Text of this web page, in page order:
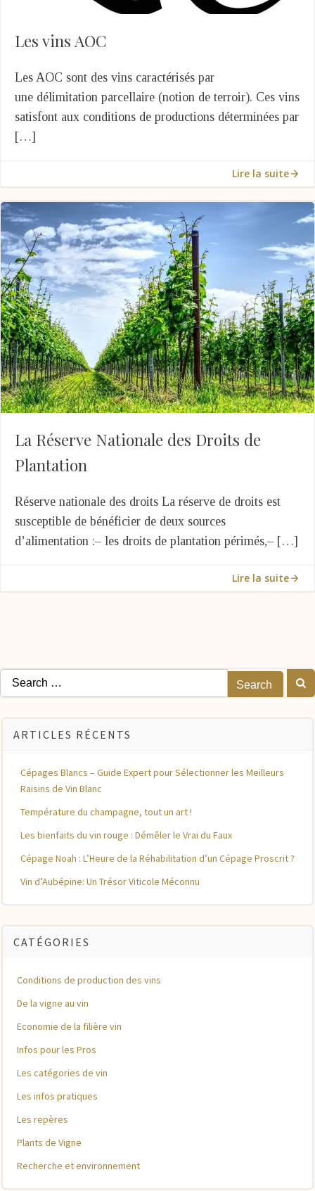
Les vins AOC
Les AOC sont des vins caractérisés par
une délimitation parcellaire (notion de terroir). Ces vins
satisfont aux conditions de productions déterminées par
[…]
Lire la suite
La Réserve Nationale des Droits de
Plantation
Réserve nationale des droits La réserve de droits est
susceptible de bénéficier de deux sources
d’alimentation :– les droits de plantation périmés,– […]
Lire la suite
Search
for:
ARTICLES RÉCENTS
Cépages Blancs – Guide Expert pour Sélectionner les Meilleurs
Raisins de Vin Blanc
Température du champagne, tout un art !
Les bienfaits du vin rouge : Démêler le Vrai du Faux
Cépage Noah : L’Heure de la Réhabilitation d’un Cépage Proscrit ?
Vin d’Aubépine: Un Trésor Viticole Méconnu
CATÉGORIES
Conditions de production des vins
De la vigne au vin
Economie de la filière vin
Infos pour les Pros
Les catégories de vin
Les infos pratiques
Les repères
Plants de Vigne
Recherche et environnement